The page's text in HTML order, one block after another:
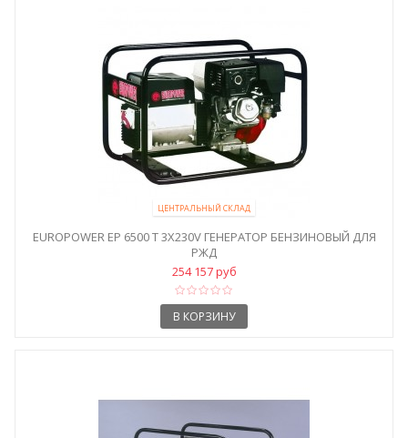
ЦЕНТРАЛЬНЫЙ СКЛАД
EUROPOWER ЕР 6500 T 3X230V ГЕНЕРАТОР БЕНЗИНОВЫЙ ДЛЯ
РЖД
254 157 руб
В КОРЗИНУ